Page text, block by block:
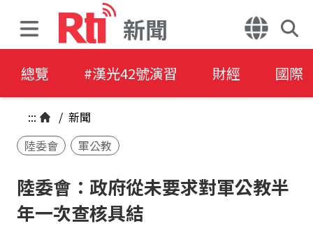
新聞
總覽 #漢光42號演習 財經 國際
::: / 新聞
陸委會
軍公教
陸委會：政府從未要求對軍公教半
年一次查核具結